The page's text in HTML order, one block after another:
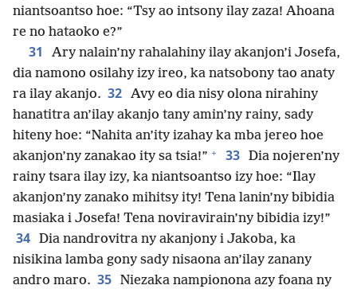
niantsoantso hoe: “Tsy ao intsony ilay zaza! Ahoana
re no hataoko e?”
31
Ary nalain’ny rahalahiny ilay akanjon’i Josefa,
dia namono osilahy izy ireo, ka natsobony tao anaty
ra ilay akanjo. 32 Avy eo dia nisy olona nirahiny
hanatitra an’ilay akanjo tany amin’ny rainy, sady
hiteny hoe: “Nahita an’ity izahay ka mba jereo hoe
akanjon’ny zanakao ity sa tsia!” + 33 Dia nojeren’ny
rainy tsara ilay izy, ka niantsoantso izy hoe: “Ilay
akanjon’ny zanako mihitsy ity! Tena lanin’ny bibidia
masiaka i Josefa! Tena noviravirain’ny bibidia izy!”
34 Dia nandrovitra ny akanjony i Jakoba, ka
nisikina lamba gony sady nisaona an’ilay zanany
andro maro. 35 Niezaka nampionona azy foana ny